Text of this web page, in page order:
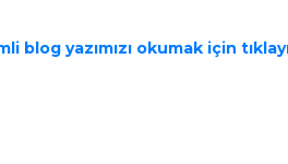
blog yazımızı okumak için